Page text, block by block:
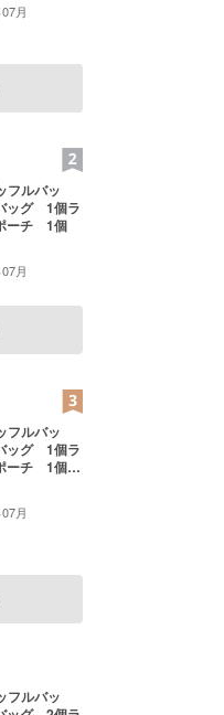
月
フルバッ
ッグ 1個ラ
ーチ 1個
月
フルバッ
ッグ 1個ラ
ーチ 1個
バック
Day
はこちら
月
フルバッ